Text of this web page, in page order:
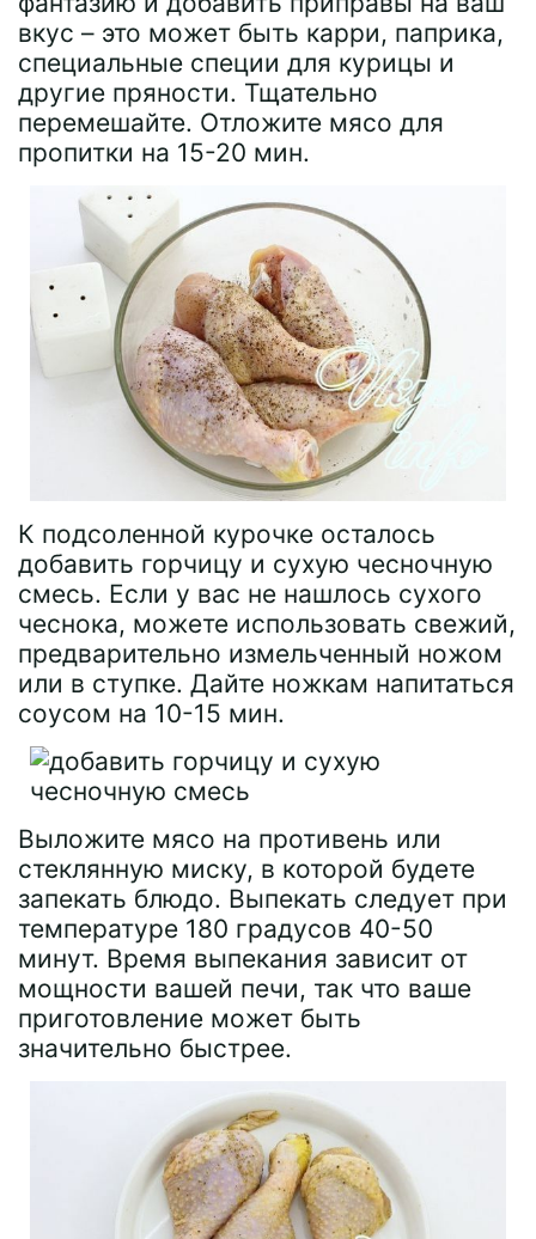
вкус – это может быть карри, паприка,
специальные специи для курицы и
другие пряности. Тщательно
перемешайте. Отложите мясо для
пропитки на 15-20 мин.
К подсоленной курочке осталось
добавить горчицу и сухую чесночную
смесь. Если у вас не нашлось сухого
чеснока, можете использовать свежий,
предварительно измельченный ножом
или в ступке. Дайте ножкам напитаться
соусом на 10-15 мин.
Выложите мясо на противень или
стеклянную миску, в которой будете
запекать блюдо. Выпекать следует при
температуре 180 градусов 40-50
минут. Время выпекания зависит от
мощности вашей печи, так что ваше
приготовление может быть
значительно быстрее.